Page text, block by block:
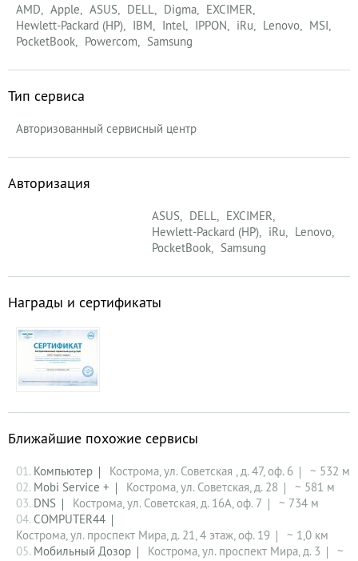
AMD Apple ASUS DELL Digma
EXCIMER
Hewlett-Packard (HP)
IBM Intel IPPON iRu Lenovo
MSI
PocketBook
Powercom Samsung
Тип сервиса
Авторизованный сервисный центр
Авторизация
ASUS DELL
EXCIMER
Hewlett-Packard (HP)
iRu
Lenovo
PocketBook
Samsung
Награды и сертификаты
Ближайшие похожие сервисы
01. Компьютер Кострома, ул. Советская , д. 47, оф. 6
~ 532 м
02. Mobi Service + Кострома, ул. Советская, д. 28
~ 581 м
03. DNS Кострома, ул. Советская, д. 16А, оф. 7
~ 734 м
04. COMPUTER44
Кострома, ул. проспект Мира, д. 21, 4 этаж, оф. 19
~ 1,0 км
05. Мобильный Дозор Кострома, ул. проспект Мира, д. 3
~